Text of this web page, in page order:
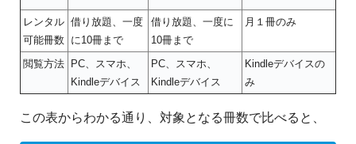
レンタル
可能冊数
借り放題、一度
に10冊まで
借り放題、一度に
10冊まで
月１冊のみ
閲覧方法
PC、スマホ、
Kindleデバイス
PC、スマホ、
Kindleデバイス
Kindleデバイスの
み
この表からわかる通り、対象となる冊数で比べると、